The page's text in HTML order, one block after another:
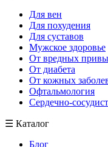
Для вен
Для похудения
Для суставов
Мужское здоровье
От вредных
От диабета
От кожных
Офтальмология
Сердечно-
☰ Каталог
Блог